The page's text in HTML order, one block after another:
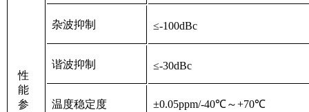
性
能
参
杂波抑制 ≤-100dBc
谐波抑制 ≤-30dBc
温度稳定度 ±0.05ppm/-40℃～+70℃